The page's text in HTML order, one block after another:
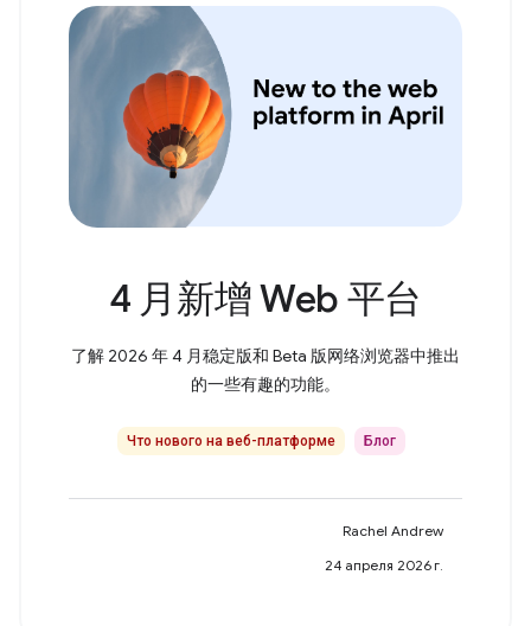
4 月新增 Web 平台
了解 2026 年 4 月稳定版和 Beta 版网络浏览器中推出
的一些有趣的功能。
Что нового на веб-платформе Блог
Rachel Andrew
24 апреля 2026 г.